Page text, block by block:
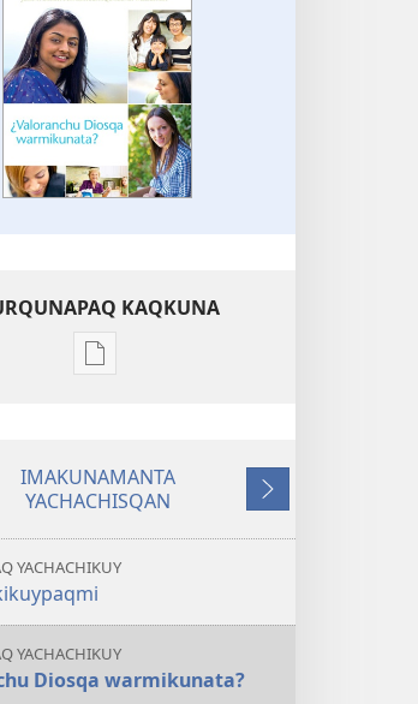
KAQKUNA
Qillqakunata
IMAKUNAMANTA
YACHACHISQAN
Qatiqnin
YACHACHIKUY
YACHACHIKUY
Diosqa warmikunata?